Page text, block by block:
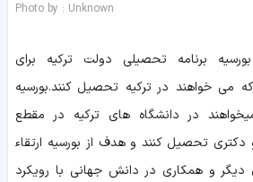
Photo by : Unknown
برنامه تحصیلی دولت ترکیه برای
می خواهند در ترکیه تحصیل کنند.بورسیه
در دانشگاه های ترکیه در مقطع
تحصیل کنند و هدف از بورسیه ارتقاء
دیگر و همکاری در دانش جهانی با رویکرد